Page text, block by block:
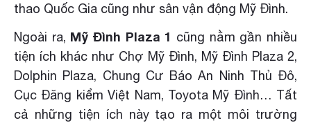
thao Quốc Gia cũng như sân vận động Mỹ Đình.
Ngoài ra, Mỹ Đình Plaza 1 cũng nằm gần nhiều
tiện ích khác như Chợ Mỹ Đình, Mỹ Đình Plaza 2,
Dolphin Plaza, Chung Cư Báo An Ninh Thủ Đô,
Cục Đăng kiểm Việt Nam, Toyota Mỹ Đình… Tất
cả những tiện ích này tạo ra một môi trường